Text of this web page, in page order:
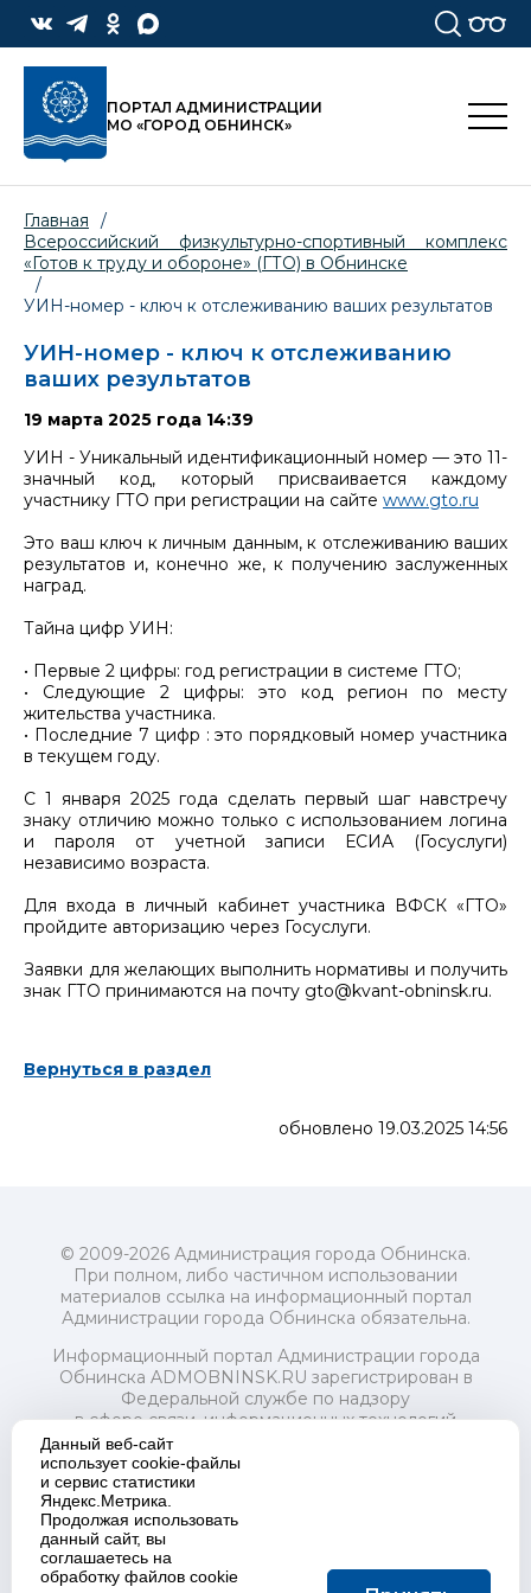
ПОРТАЛ АДМИНИСТРАЦИИ
МО «ГОРОД ОБНИНСК»
Главная
/
Всероссийский физкультурно-спортивный комплекс
«Готов к труду и обороне» (ГТО) в Обнинске
/
УИН-номер - ключ к отслеживанию ваших результатов
УИН-номер - ключ к отслеживанию
ваших результатов
19 марта 2025 года 14:39
УИН - Уникальный идентификационный номер — это 11-
значный код, который присваивается каждому
участнику ГТО при регистрации на сайте www.gto.ru
Это ваш ключ к личным данным, к отслеживанию ваших
результатов и, конечно же, к получению заслуженных
наград.
Тайна цифр УИН:
• Первые 2 цифры: год регистрации в системе ГТО;
• Следующие 2 цифры: это код регион по месту
жительства участника.
• Последние 7 цифр : это порядковый номер участника
в текущем году.
С 1 января 2025 года сделать первый шаг навстречу
знаку отличию можно только с использованием логина
и пароля от учетной записи ЕСИА (Госуслуги)
независимо возраста.
Для входа в личный кабинет участника ВФСК «ГТО»
пройдите авторизацию через Госуслуги.
Заявки для желающих выполнить нормативы и получить
знак ГТО принимаются на почту gto@kvant-obninsk.ru.
Вернуться в раздел
обновлено 19.03.2025 14:56
© 2009-2026 Администрация города Обнинска.
При полном, либо частичном использовании
материалов ссылка на информационный портал
Администрации города Обнинска обязательна.
Информационный портал Администрации города
Обнинска ADMOBNINSK.RU зарегистрирован в
Федеральной службе по надзору
в сфере связи, информационных технологий
и массовых коммуникаций (Роскомнадзор) 24 июля
2018 года.
Свидетельство о регистрации Эл № ФС77-73321
Учредитель: Администрация (исполнительно-
распорядительный орган) городского округа "Город
Обнинск". Главный редактор: Байкова Е.А.
Адрес электронной почты Редакции:
Данный веб-сайт
использует cookie-файлы
и сервис статистики
Яндекс.Метрика.
Продолжая использовать
данный сайт, вы
соглашаетесь на
обработку файлов cookie